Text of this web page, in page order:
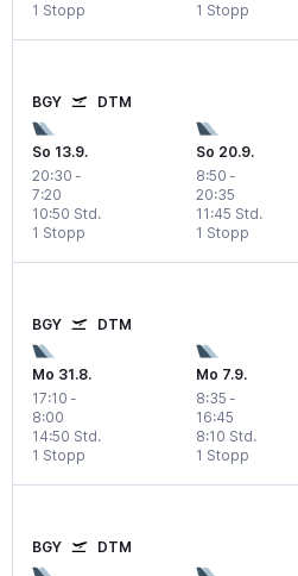
1 Stopp 1 Stopp
BGY DTM
So 13.9.
20:30 -
7:20
1 Stopp
10:50 Std.
So 20.9.
8:50 -
20:35
1 Stopp
11:45 Std.
BGY DTM
Mo 31.8.
17:10 -
8:00
1 Stopp
14:50 Std.
Mo 7.9.
8:35 -
16:45
1 Stopp
8:10 Std.
BGY DTM